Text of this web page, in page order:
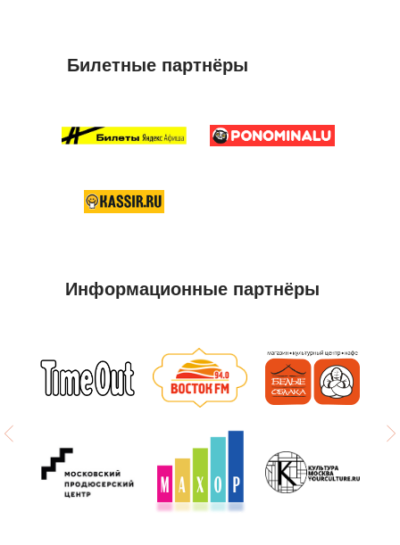
Билетные партнёры
Информационные партнёры